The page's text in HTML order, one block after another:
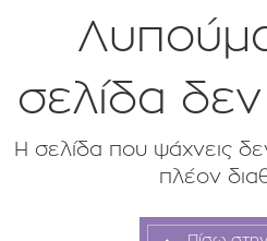
σελίδα
Η σελίδα που ψάχνεις
πλέον